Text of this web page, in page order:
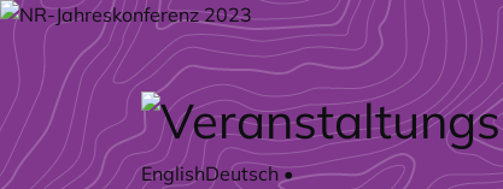
Zum Hauptteil springen
EnglishDeutsch•